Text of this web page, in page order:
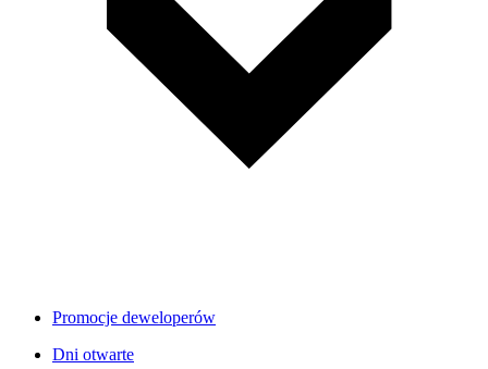
Promocje deweloperów
Dni otwarte